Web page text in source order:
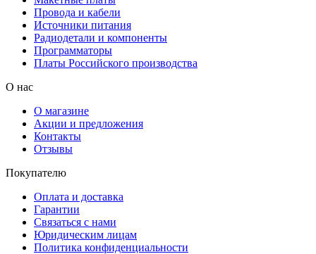
Провода и кабели
Источники питания
Радиодетали и компоненты
Программаторы
Платы Российского производства
О нас
О магазине
Акции и предложения
Контакты
Отзывы
Покупателю
Оплата и доставка
Гарантии
Связаться с нами
Юридическим лицам
Политика конфиденциальности